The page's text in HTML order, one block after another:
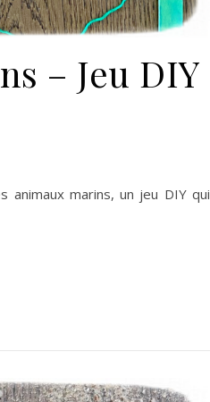
– Jeu DIY
marins, un jeu DIY qui